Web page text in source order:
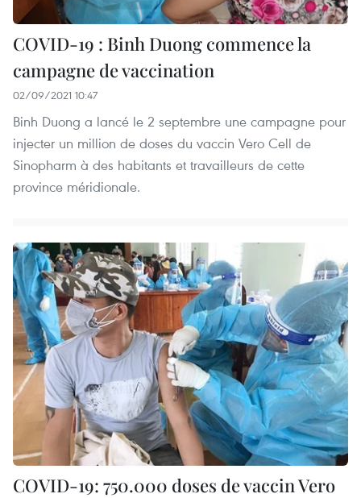
COVID-19 : Binh Duong commence la
campagne de vaccination
02/09/2021 10:47
Binh Duong a lancé le 2 septembre une campagne pour
injecter un million de doses du vaccin Vero Cell de
Sinopharm à des habitants et travailleurs de cette
province méridionale.
COVID-19: 750.000 doses de vaccin Vero